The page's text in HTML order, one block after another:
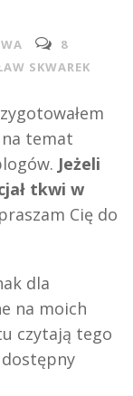
8
SKWAREK
temat
Jeżeli
tkwi w
Cię do
dla
na moich
czytają tego